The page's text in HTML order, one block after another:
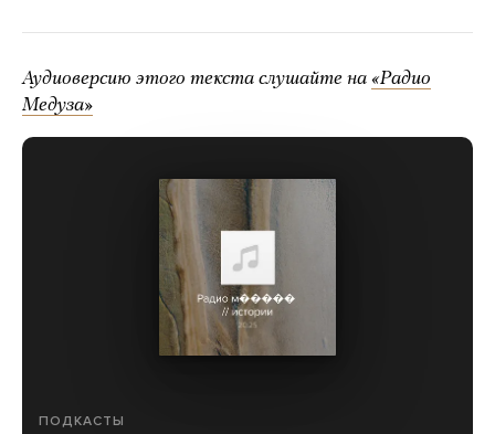
Аудиоверсию этого текста слушайте на «Радио
Медуза»
ПОДКАСТЫ